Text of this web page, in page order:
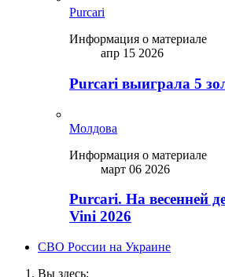
Purcari
Информация о материале
апр 15 2026
Purcari выиграла 5
Молдова
Информация о материале
март 06 2026
Purcari. На весенней
Vini 2026
СВО России на Украине
Вы здесь: